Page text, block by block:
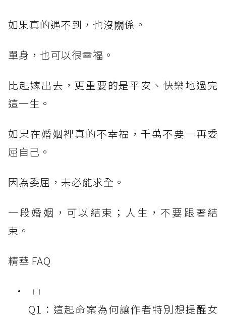
如果真的遇不到，也沒關係。
單身，也可以很幸福。
比起嫁出去，更重要的是平安、快樂地過完
這一生。
如果在婚姻裡真的不幸福，千萬不要一再委
屈自己。
因為委屈，未必能求全。
一段婚姻，可以結束；人生，不要跟著結
束。
精華 FAQ
Q1：這起命案為何讓作者特別想提醒女